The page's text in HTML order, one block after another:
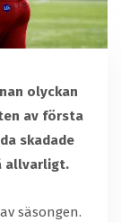
olyckan
av första
skadade
allvarligt.
säsongen.